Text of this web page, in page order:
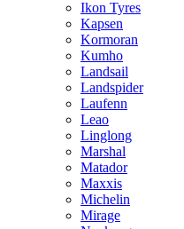
Ikon Tyres
Kapsen
Kormoran
Kumho
Landsail
Landspider
Laufenn
Leao
Linglong
Marshal
Matador
Maxxis
Michelin
Mirage